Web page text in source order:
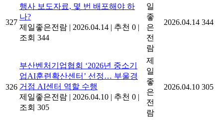
327
행사 보도자료, 몇 번 배포해야 하
나?
제일좋은전람 | 2026.04.14 | 추천 0 |
조회 344
일
좋
은
전
람
2026.04.14 344
326
부산벤처기업협회 ‘2026년 중소기
업AI훈련확산센터’ 선정… 부울경
거점 AI센터 역할 수행
제일좋은전람 | 2026.04.10 | 추천 0 |
조회 305
제
일
좋
은
전
람
2026.04.10 305